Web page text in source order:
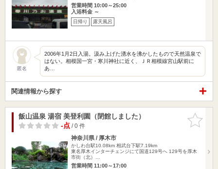
営業時間 10:00～25:00
入浴料金 ～
日帰り 露天風呂
匿名
2006年1月2日入湯。汲み上げた湧水を沸かしたもので天然温泉で
はない。相模国一宮・寒川神社に近く、ＪＲ相模線宮山駅前に
あ…
関連情報から探す
お気に入
りに追加
飯山温泉 湯宿 美登利園（閉館しました）
-点/ 0 件
神奈川県 / 厚木市
かしわ台駅10.08km 相武台下駅7.19km
東名厚木インターチェンジにて国道129号へ 129号を厚木
市街（北）…
営業時間 11:00～17:00